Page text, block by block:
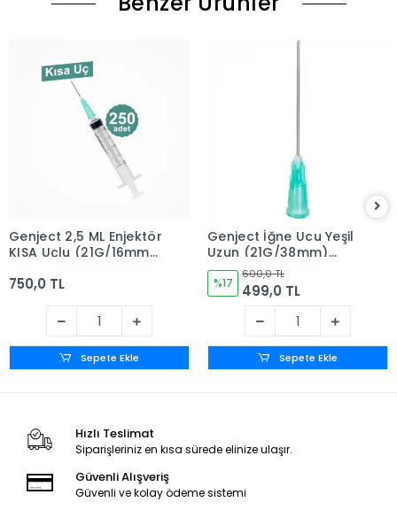
Genject 2,5 ML Enjektör
KISA Uçlu (21G/16mm)
750,0 TL
Sepete Ekle
Genject İğne Ucu Yeşil
Uzun (21G/38mm)
500'lü Kutu
%17
600,0 TL
499,0 TL
Sepete Ekle
Hızlı Teslimat
Siparişleriniz en kısa sürede elinize ulaşır.
Güvenli Alışveriş
Güvenli ve kolay ödeme sistemi